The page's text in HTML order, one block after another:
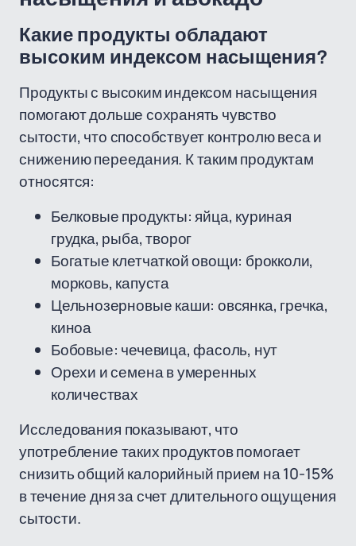
Какие продукты обладают
высоким индексом насыщения?
Продукты с высоким индексом насыщения
помогают дольше сохранять чувство
сытости, что способствует контролю веса и
снижению переедания. К таким продуктам
относятся:
Белковые продукты: яйца, куриная
грудка, рыба, творог
Богатые клетчаткой овощи: брокколи,
морковь, капуста
Цельнозерновые каши: овсянка, гречка,
киноа
Бобовые: чечевица, фасоль, нут
Орехи и семена в умеренных
количествах
Исследования показывают, что
употребление таких продуктов помогает
снизить общий калорийный прием на 10-15%
в течение дня за счет длительного ощущения
сытости.